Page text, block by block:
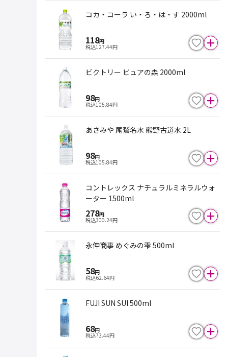
コカ・コーラ い・ろ・は・す 2000ml
118円
税込127.44円
ビクトリー ピュアの森 2000ml
98円
税込105.84円
あさみや 尾鷲名水 熊野古道水 2L
98円
税込105.84円
コントレックス ナチュラルミネラルウォ
ーター 1500ml
278円
税込300.24円
永伸商事 めぐみの雫 500ml
58円
税込62.64円
FUJI SUN SUI 500ml
68円
税込73.44円